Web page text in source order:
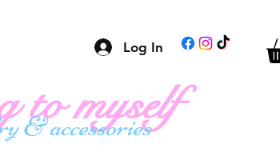
Log In
to myself
& accessories